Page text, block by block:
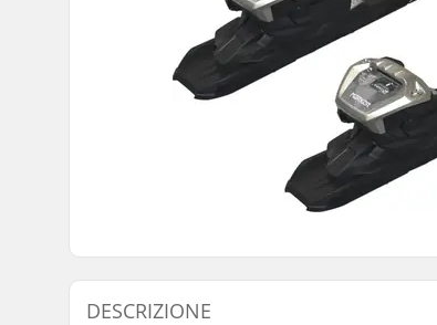
DESCRIZIONE